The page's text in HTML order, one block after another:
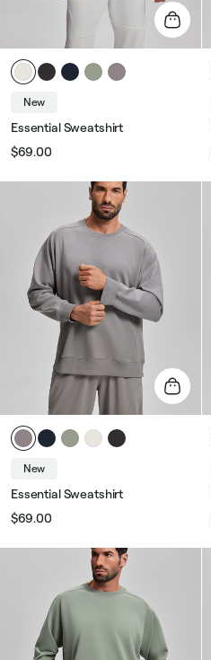
New
Essential Sweatshirt
Звичайна
ціна
$69.00
розпродажу
New
Essential Sweatshirt
Звичайна
ціна
$69.00
розпродажу